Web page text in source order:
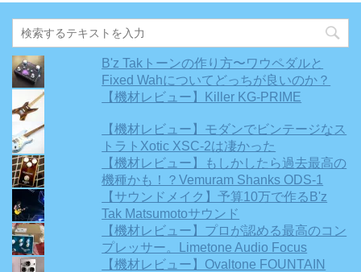
B'z Takトーンの作り方〜ワウペダルと
Fixed Wahについてどっちが良いのか？
【機材レビュー】Killer KG-PRIME
【機材レビュー】モダンでビンテージなス
トラトXotic XSC-2は凄かった
【機材レビュー】もしかしたら過去最高の
機種かも！？Vemuram Shanks ODS-1
【サウンドメイク】予算10万で作るB'z
Tak Matsumotoサウンド
【機材レビュー】プロが認める最高のコン
プレッサー。Limetone Audio Focus
【機材レビュー】Ovaltone FOUNTAIN